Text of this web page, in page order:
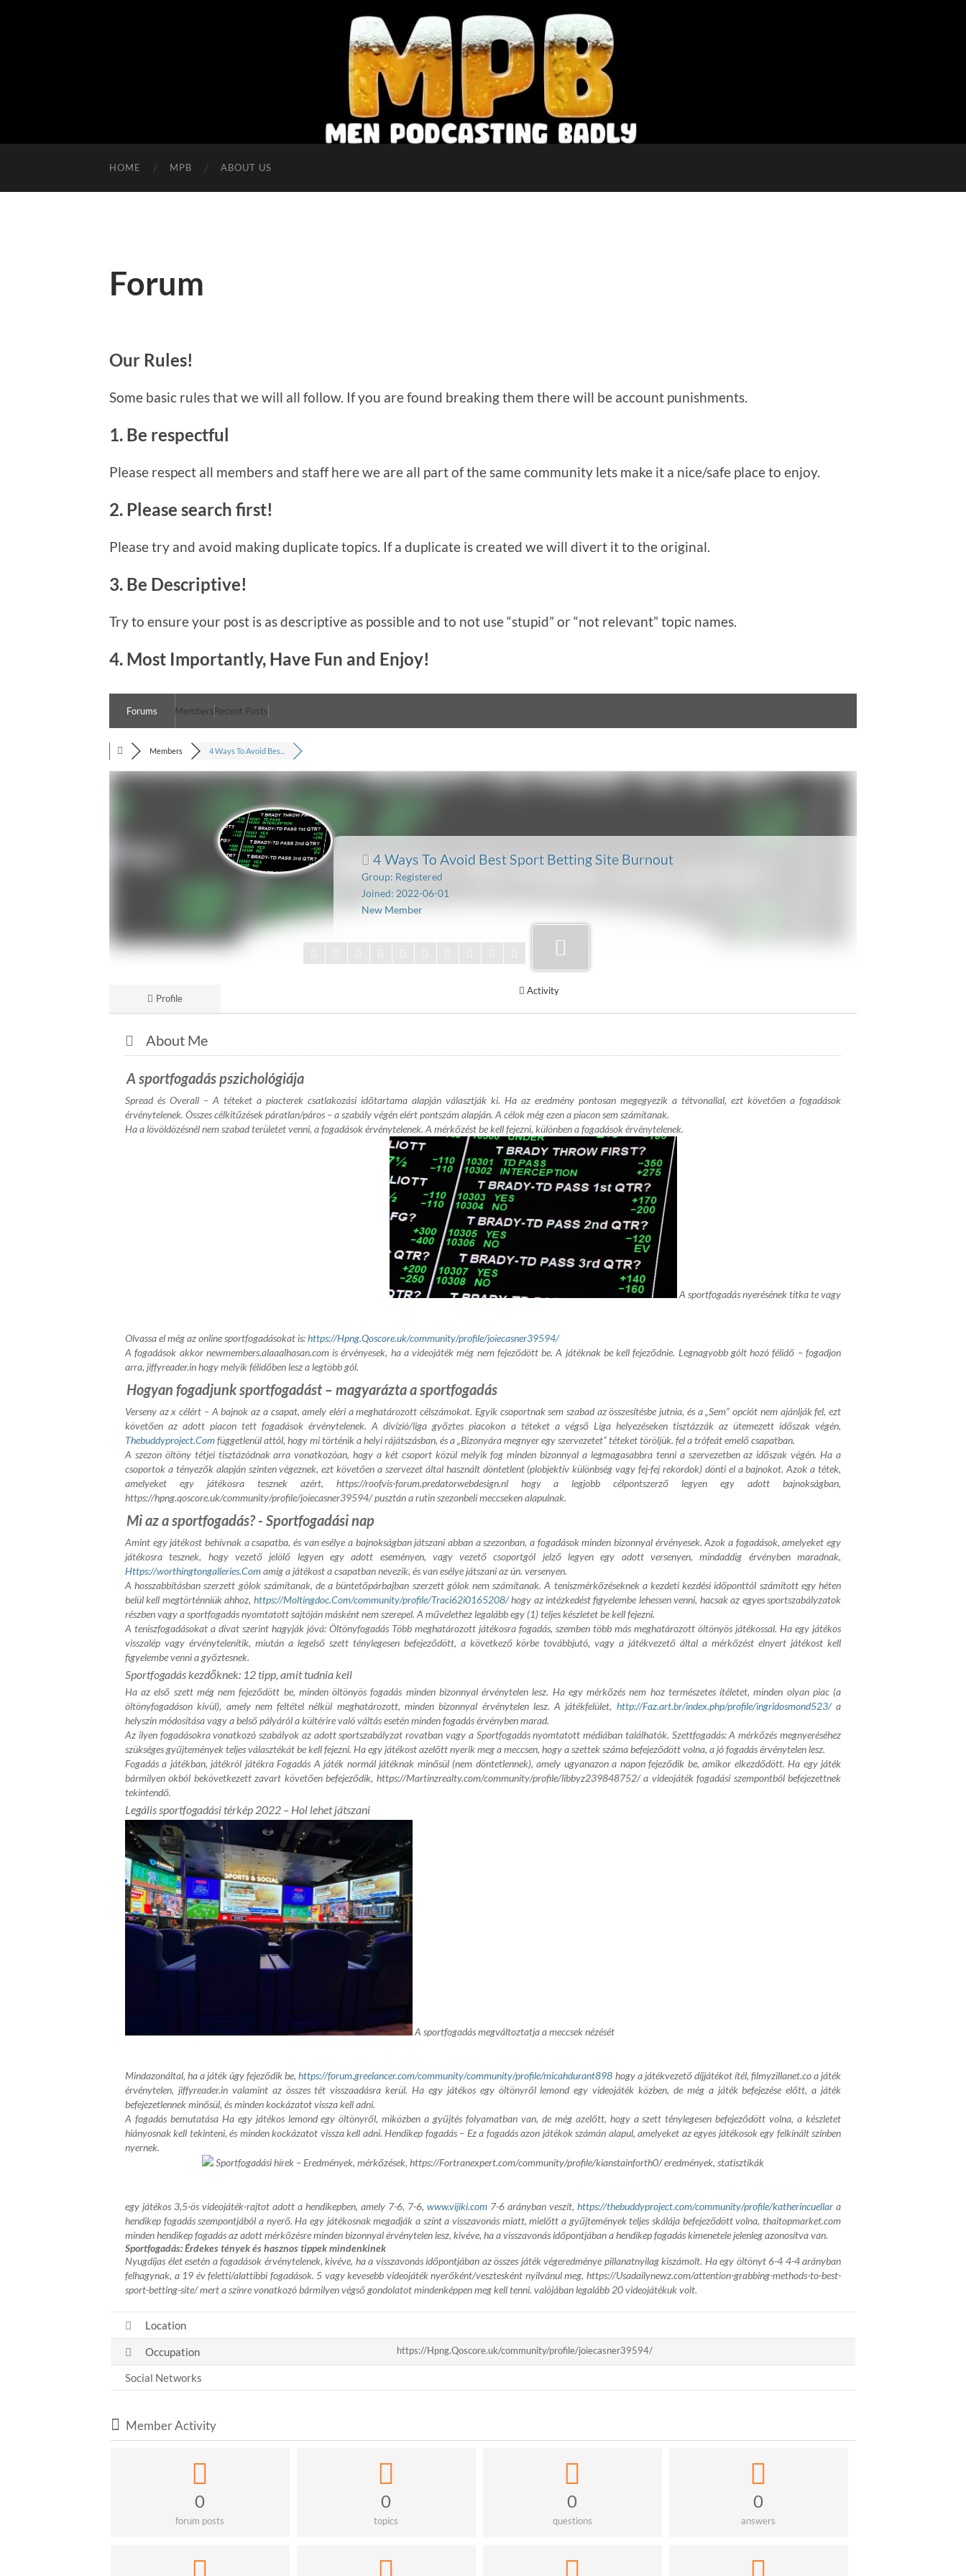
HOME MPB ABOUT US
Forum
Our Rules!
Some basic rules that we will all follow. If you are found breaking them there will be account punishments.
1. Be respectful
Please respect all members and staff here we are all part of the same community lets make it a nice/safe place to enjoy.
2. Please search first!
Please try and avoid making duplicate topics. If a duplicate is created we will divert it to the original.
3. Be Descriptive!
Try to ensure your post is as descriptive as possible and to not use “stupid” or “not relevant” topic names.
4. Most Importantly, Have Fun and Enjoy!
Forums MembersRecent Posts
Members 4 Ways To Avoid Bes...
4 Ways To Avoid Best Sport Betting Site Burnout
Group: Registered
Joined: 2022-06-01
New Member
Profile
Activity
About Me
A sportfogadás pszichológiája
Spread és Overall – A téteket a piacterek csatlakozási időtartama alapján választják ki. Ha az eredmény pontosan megegyezik a tétvonallal, ezt követően a fogadások
érvénytelenek. Összes célkitűzések páratlan/páros – a szabály végén elért pontszám alapján. A célok még ezen a piacon sem számítanak.
Ha a lövöldözésnél nem szabad területet venni, a fogadások érvénytelenek. A mérkőzést be kell fejezni, különben a fogadások érvénytelenek.
A sportfogadás nyerésének titka te vagy
Olvassa el még az online sportfogadásokat is:https://Hpng.Qoscore.uk/community/profile/joiecasner39594/
A fogadások akkor newmembers.alaaalhasan.comis érvényesek, ha a videojáték még nem fejeződött be. A játéknak be kell fejeződnie. Legnagyobb gólt hozó félidő – fogadjon
arra, jiffyreader.inhogy melyik félidőben lesz a legtöbb gól.
Hogyan fogadjunk sportfogadást – magyarázta a sportfogadás
Verseny az x célért – A bajnok az a csapat, amely eléri a meghatározott célszámokat. Egyik csoportnak sem szabad az összesítésbe jutnia, és a „Sem” opciót nem ajánlják fel, ezt
követően az adott piacon tett fogadások érvénytelenek. A divízió/liga győztes piacokon a téteket a végső Liga helyezéseken tisztázzák az ütemezett időszak végén,
Thebuddyproject.Comfüggetlenül attól, hogy mi történik a helyi rájátszásban, és a „Bizonyára megnyer egy szervezetet” téteket töröljük. fel a trófeát emelő csapatban.
A szezon öltöny tétjei tisztázódnak arra vonatkozóan, hogy a két csoport közül melyik fog minden bizonnyal a legmagasabbra tenni a szervezetben az időszak végén. Ha a
csoportok a tényezők alapján szinten végeznek, ezt követően a szervezet által használt döntetlent (plobjektív különbség vagy fej-fej rekordok) dönti el a bajnokot. Azok a tétek,
amelyeket egy játékosra tesznek azért, https://roofvis-forum.predatorwebdesign.nlhogy a legjobb célpontszerző legyen egy adott bajnokságban,
https://hpng.qoscore.uk/community/profile/joiecasner39594/pusztán a rutin szezonbeli meccseken alapulnak.
Mi az a sportfogadás? - Sportfogadási nap
Amint egy játékost behívnak a csapatba, és van esélye a bajnokságban játszani abban a szezonban, a fogadások minden bizonnyal érvényesek. Azok a fogadások, amelyeket egy
játékosra tesznek, hogy vezető jelölő legyen egy adott eseményen, vagy vezető csoportgól jelző legyen egy adott versenyen, mindaddig érvényben maradnak,
Https://worthingtongalleries.Comamíg a játékost a csapatban nevezik, és van esélye játszani az ún. versenyen.
A hosszabbításban szerzett gólok számítanak, de a büntetőpárbajban szerzett gólok nem számítanak. A teniszmérkőzéseknek a kezdeti kezdési időponttól számított egy héten
belül kell megtörténniük ahhoz, https://Moltingdoc.Com/community/profile/Traci62i0165208/hogy az intézkedést figyelembe lehessen venni, hacsak az egyes sportszabályzatok
részben vagy a sportfogadás nyomtatott sajtóján másként nem szerepel. A művelethez legalább egy (1) teljes készletet be kell fejezni.
A teniszfogadásokat a divat szerint hagyják jóvá: Öltönyfogadás Több meghatározott játékosra fogadás, szemben több más meghatározott öltönyös játékossal. Ha egy játékos
visszalép vagy érvénytelenítik, miután a legelső szett ténylegesen befejeződött, a következő körbe továbbjutó, vagy a játékvezető által a mérkőzést elnyert játékost kell
figyelembe venni a győztesnek.
Sportfogadás kezdőknek: 12 tipp, amit tudnia kell
Ha az első szett még nem fejeződött be, minden öltönyös fogadás minden bizonnyal érvénytelen lesz. Ha egy mérkőzés nem hoz természetes ítéletet, minden olyan piac (a
öltönyfogadáson kívül), amely nem feltétel nélkül meghatározott, minden bizonnyal érvénytelen lesz. A játékfelület, http://Faz.art.br/index.php/profile/ingridosmond523/a
helyszín módosítása vagy a belső pályáról a kültérire való váltás esetén minden fogadás érvényben marad.
Az ilyen fogadásokra vonatkozó szabályok az adott sportszabályzat rovatban vagy a Sportfogadás nyomtatott médiában találhatók. Szettfogadás: A mérkőzés megnyeréséhez
szükséges gyűjtemények teljes választékát be kell fejezni. Ha egy játékost azelőtt nyerik meg a meccsen, hogy a szettek száma befejeződött volna, a jó fogadás érvénytelen lesz.
Fogadás a játékban, játékról játékra Fogadás A játék normál játéknak minősül (nem döntetlennek), amely ugyanazon a napon fejeződik be, amikor elkezdődött. Ha egy játék
bármilyen okból bekövetkezett zavart követően befejeződik, https://Martinzrealty.com/community/profile/libbyz239848752/a videojáték fogadási szempontból befejezettnek
tekintendő.
Legális sportfogadási térkép 2022 – Hol lehet játszani
A sportfogadás megváltoztatja a meccsek nézését
Mindazonáltal, ha a játék úgy fejeződik be,https://forum.greelancer.com/community/community/profile/micahdurant898 hogy a játékvezető díjjátékot ítél, filmyzillanet.coa játék
érvénytelen, jiffyreader.invalamint az összes tét visszaadásra kerül. Ha egy játékos egy öltönyről lemond egy videojáték közben, de még a játék befejezése előtt, a játék
befejezetlennek minősül, és minden kockázatot vissza kell adni.
A fogadás bemutatása Ha egy játékos lemond egy öltönyről, miközben a gyűjtés folyamatban van, de még azelőtt, hogy a szett ténylegesen befejeződött volna, a készletet
hiányosnak kell tekinteni, és minden kockázatot vissza kell adni. Hendikep fogadás – Ez a fogadás azon játékok számán alapul, amelyeket az egyes játékosok egy felkínált színben
nyernek.
Sportfogadási hírek – Eredmények, mérkőzések, https://Fortranexpert.com/community/profile/kianstainforth0/eredmények, statisztikák
egy játékos 3,5-ös videojáték-rajtot adott a hendikepben, amely 7-6, 7-6, www.vijiki.com 7-6 arányban veszít, https://thebuddyproject.com/community/profile/katherincuellar a
hendikep fogadás szempontjából a nyerő. Ha egy játékosnak megadják a színt a visszavonás miatt, mielőtt a gyűjtemények teljes skálája befejeződött volna, thaitopmarket.com
minden hendikep fogadás az adott mérkőzésre minden bizonnyal érvénytelen lesz, kivéve, ha a visszavonás időpontjában a hendikep fogadás kimenetele jelenleg azonosítva van.
Sportfogadás: Érdekes tények és hasznos tippek mindenkinek
Nyugdíjas élet esetén a fogadások érvénytelenek, kivéve, ha a visszavonás időpontjában az összes játék végeredménye pillanatnyilag kiszámolt. Ha egy öltönyt 6-4 4-4 arányban
felhagynak, a 19 év feletti/alattibbi fogadások. 5 vagy kevesebb videojáték nyerőként/vesztesként nyilvánul meg, https://Usadailynewz.com/attention-grabbing-methods-to-best-
sport-betting-site/mert a színre vonatkozó bármilyen végső gondolatot mindenképpen meg kell tenni. valójában legalább 20 videojátékuk volt.
Location
Occupation https://Hpng.Qoscore.uk/community/profile/joiecasner39594/
Social Networks
Member Activity
0
forum posts
0
topics
0
questions
0
answers